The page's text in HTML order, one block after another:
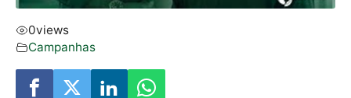
0views
Campanhas